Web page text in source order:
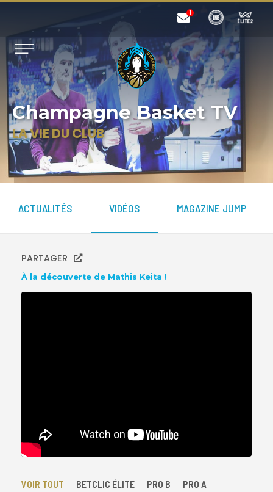
Champagne Basket TV
LA VIE DU CLUB
ACTUALITÉS VIDÉOS MAGAZINE JUMP
À la découverte de Mathis Keita !
PARTAGER
VOIR TOUT BETCLIC ÉLITE PRO B PRO A